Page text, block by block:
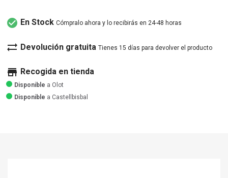
check_circle En Stock Cómpralo ahora y lo recibirás en 24-48 horas
sync_alt Devolución gratuita Tienes 15 días para devolver el producto
store Recogida en tienda
Disponible a Olot
Disponible a Castellbisbal